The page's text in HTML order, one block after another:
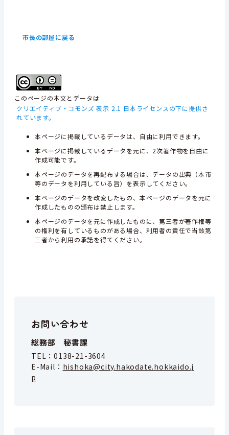
市長の部屋に戻る
このページの本文とデータは
クリエイティブ・コモンズ 表示 2.1 日本ライセンスの下に提供さ
れています。
本ページに掲載しているデータは、自由に利用できます。
本ページに掲載しているデータを元に、2次著作物を自由に
作成可能です。
本ページのデータを再配布する場合は、データの出典（本市
等のデータを利用している旨）を表示してください。
本ページのデータを改変したもの、本ページのデータを元に
作成したものの頒布は禁止します。
本ページのデータを元に作成したものに、第三者が著作権等
の権利を有しているものがある場合、利用者の責任で当該第
三者から利用の承諾を得てください。
お問い合わせ
総務部 秘書課
TEL：0138-21-3604
E-Mail： hishoka@city.hakodate.hokkaido.j
p